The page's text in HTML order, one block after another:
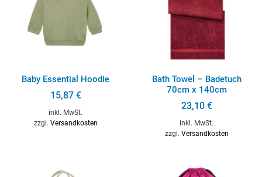
Baby Essential Hoodie
15,87 €
inkl. MwSt.
zzgl. Versandkosten
Bath Towel – Badetuch
70cm x 140cm
23,10 €
inkl. MwSt.
zzgl. Versandkosten